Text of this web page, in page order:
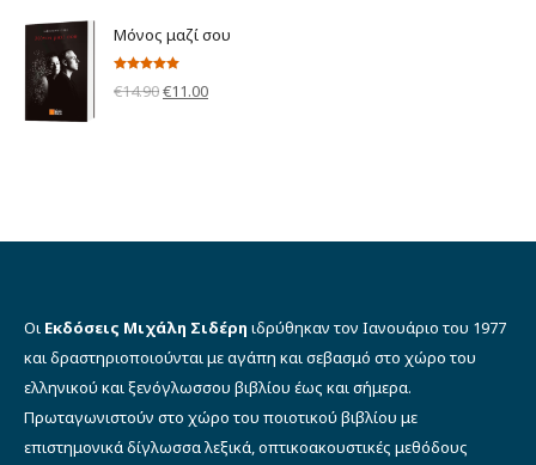
€6.90.είναι:
Μόνος μαζί σου
με5.00από 5
€14.90Original
€11.00Η
Οι Εκδόσεις Μιχάλη Σιδέρη ιδρύθηκαν τον Ιανουάριο του 1977
και δραστηριοποιούνται με αγάπη και σεβασμό στο χώρο του
ελληνικού και ξενόγλωσσου βιβλίου έως και σήμερα.
Πρωταγωνιστούν στο χώρο του ποιοτικού βιβλίου με
επιστημονικά δίγλωσσα λεξικά, οπτικοακουστικές μεθόδους